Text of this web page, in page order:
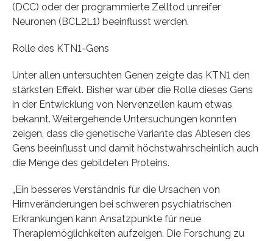
(DCC) oder der programmierte Zelltod unreifer
Neuronen (BCL2L1) beeinflusst werden.
Rolle des KTN1-Gens
Unter allen untersuchten Genen zeigte das KTN1 den
stärksten Effekt. Bisher war über die Rolle dieses Gens
in der Entwicklung von Nervenzellen kaum etwas
bekannt. Weitergehende Untersuchungen konnten
zeigen, dass die genetische Variante das Ablesen des
Gens beeinflusst und damit höchstwahrscheinlich auch
die Menge des gebildeten Proteins.
„Ein besseres Verständnis für die Ursachen von
Hirnveränderungen bei schweren psychiatrischen
Erkrankungen kann Ansatzpunkte für neue
Therapiemöglichkeiten aufzeigen. Die Forschung zu